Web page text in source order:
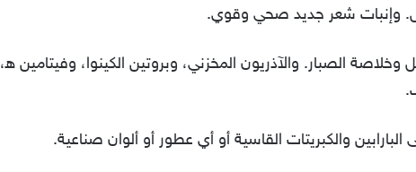
وإنبات شعر جديد صحي وقوي.
الصبار. والآذريون المخزني، وبروتين الكينوا، وفيتامين ه‍،
والكبريتات القاسية أو أي عطور أو ألوان صناعية.